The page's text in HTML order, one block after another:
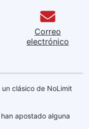
Correo
electrónico
un clásico de NoLimit
apostado alguna